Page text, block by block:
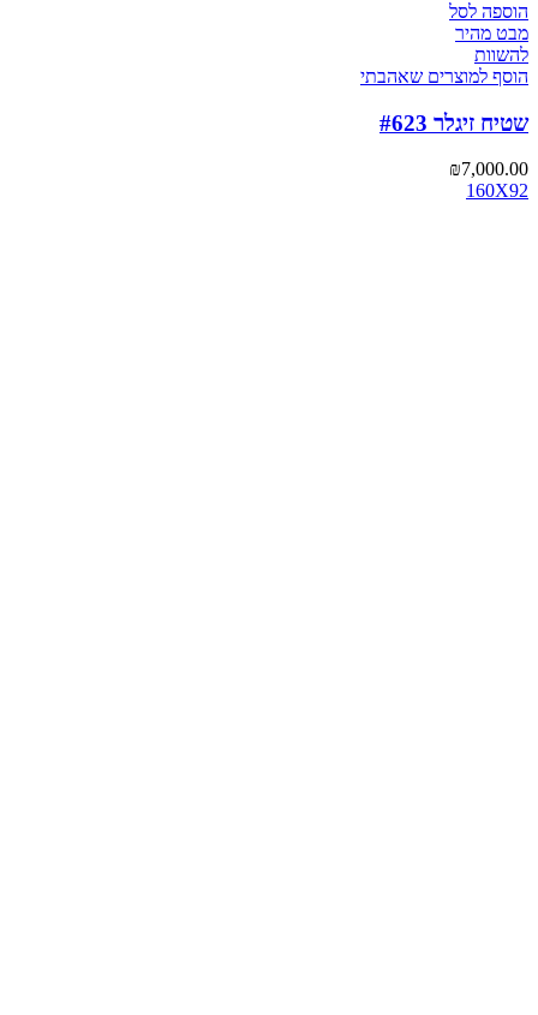
הוספה לסל
מבט מהיר
להשוות
הוסף למוצרים שאהבתי
שטיח זיגלר #623
₪7,000.00
160X92